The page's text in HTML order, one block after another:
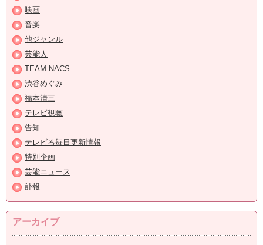
映画
音楽
他ジャンル
芸能人
TEAM NACS
渋谷めぐみ
福本清三
テレビ視聴
告知
テレビる毎日更新情報
特別企画
芸能ニュース
訃報
アーカイブ